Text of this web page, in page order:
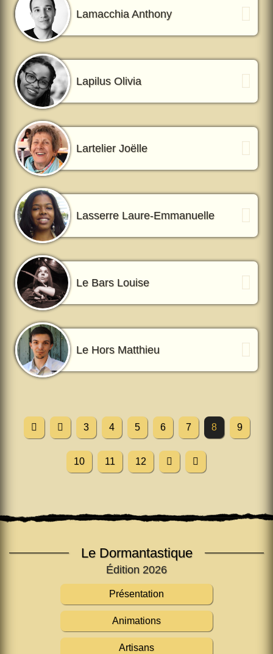
Le Dormantastique
Édition 2026
Présentation
Animations
Artisans
Lamacchia Anthony
Lapilus Olivia
Lartelier Joëlle
Lasserre Laure-Emmanuelle
Le Bars Louise
Le Hors Matthieu
3 4 5 6 7 8 9
10 11 12